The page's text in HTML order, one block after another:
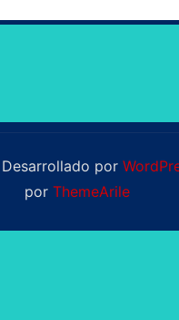
por
por ThemeArile